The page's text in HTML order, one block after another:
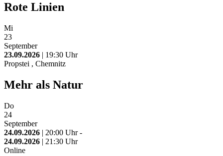
Rote Linien
Mi
23
September
23.09.2026 | 19:30 Uhr
Propstei , Chemnitz
Mehr als Natur
Do
24
September
24.09.2026 | 20:00 Uhr -
24.09.2026 | 21:30 Uhr
Online